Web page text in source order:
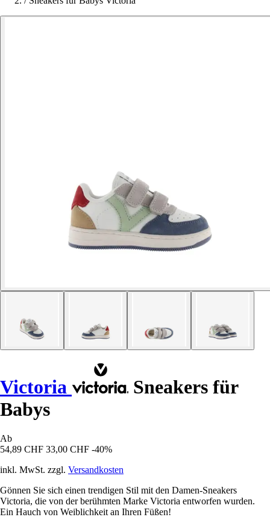
Victoria
Sneakers für
Babys
Ab
54,89 CHF 33,00 CHF -40%
inkl. MwSt. zzgl. Versandkosten
Gönnen Sie sich einen trendigen Stil mit den Damen-Sneakers
Victoria, die von der berühmten Marke Victoria entworfen wurden.
Ein Hauch von Weiblichkeit an Ihren Füßen!